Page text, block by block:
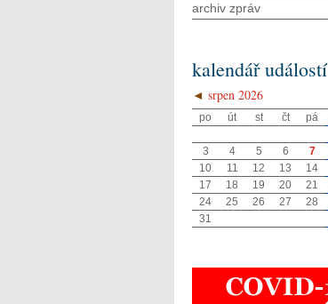
archiv zpráv
kalendář událostí
◄ srpen 2026
po út st čt pá
3
4 5 6 7
10
11 12 13 14
17
18 19 20 21
24
25 26 27 28
31